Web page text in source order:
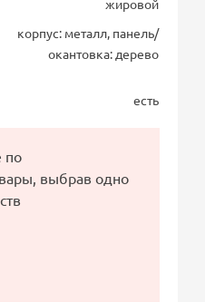
жировой
корпус: металл, панель/
окантовка: дерево
есть
по
выбрав одно